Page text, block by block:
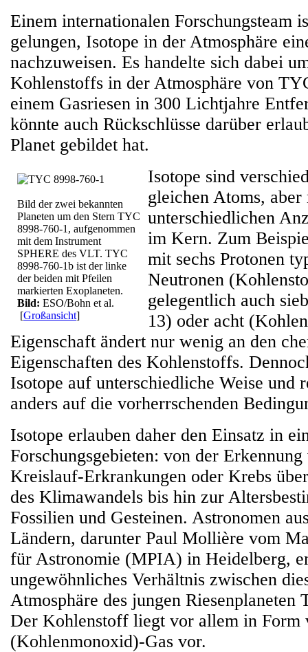
Einem internationalen Forschungsteam
gelungen, Isotope in der Atmosphäre
nachzuweisen. Es handelte sich dabei
Kohlenstoffs in der Atmosphäre von
einem Gasriesen in 300 Lichtjahre
könnte auch Rückschlüsse darüber
Planet gebildet hat.
Bild der zwei bekannten
Planeten um den Stern TYC
8998-760-1, aufgenommen
mit dem Instrument
SPHERE des VLT. TYC
8998-760-1b ist der linke
der beiden mit Pfeilen
markierten Exoplaneten.
Bild: ESO/Bohn et al.
[Großansicht]
Isotope sind
gleichen Atoms,
unterschiedlichen
im Kern. Zum
mit sechs Protonen
Neutronen
gelegentlich auch
13) oder acht
Eigenschaft ändert nur wenig an den
Eigenschaften des Kohlenstoffs.
Isotope auf unterschiedliche Weise und
anders auf die vorherrschenden
Isotope erlauben daher den Einsatz in
Forschungsgebieten: von der
Kreislauf-Erkrankungen oder Krebs
des Klimawandels bis hin zur
Fossilien und Gesteinen. Astronomen
Ländern, darunter Paul Mollière vom
für Astronomie (MPIA) in Heidelberg,
ungewöhnliches Verhältnis zwischen
Atmosphäre des jungen Riesenplaneten
Der Kohlenstoff liegt vor allem in Form
(Kohlenmonoxid)-Gas vor.